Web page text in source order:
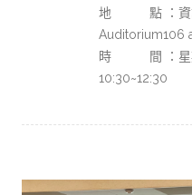
地 點 ：資訊
Auditorium106
時 間 ：星
10:30~12:30